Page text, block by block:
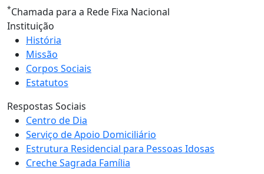
*Chamada para a Rede Fixa Nacional
Instituição
História
Missão
Corpos Sociais
Estatutos
Respostas Sociais
Centro de Dia
Serviço de Apoio Domiciliário
Estrutura Residencial para Pessoas Idosas
Creche Sagrada Família